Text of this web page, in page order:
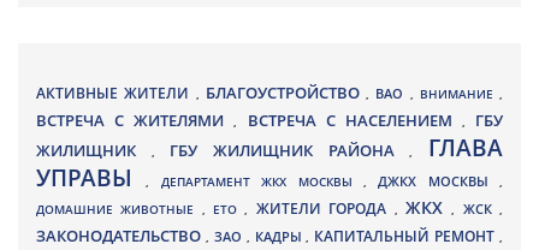
АКТИВНЫЕ ЖИТЕЛИ , БЛАГОУСТРОЙСТВО , ВАО , ВНИМАНИЕ ,
ВСТРЕЧА С ЖИТЕЛЯМИ, ВСТРЕЧА С НАСЕЛЕНИЕМ , ГБУ
ЖИЛИЩНИК
, ГБУ ЖИЛИЩНИК РАЙОНА, ГЛАВА
УПРАВЫ, ДЕПАРТАМЕНТ ЖКХ МОСКВЫ ,ДЖКХ МОСКВЫ ,
ДОМАШНИЕ ЖИВОТНЫЕ , ЕТО, ЖИТЕЛИ ГОРОДА , ЖКХ, ЖСК,
ЗАКОНОДАТЕЛЬСТВО , ЗАО , КАДРЫ, КАПИТАЛЬНЫЙ РЕМОНТ ,